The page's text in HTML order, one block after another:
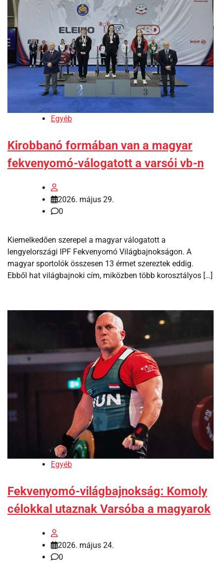
Egyéb
Kirobbanó formában van a magyar
fekvenyomó-válogatott a varsói vb-n
2026. május 29.
0
Kiemelkedően szerepel a magyar válogatott a
lengyelországi IPF Fekvenyomó Világbajnokságon. A
magyar sportolók összesen 13 érmet szereztek eddig.
Ebből hat világbajnoki cím, miközben több korosztályos […]
Egyéb
Fekvenyomó-világbajnokság: Komoly
célokkal utaznak Varsóba a magyarok
2026. május 24.
0